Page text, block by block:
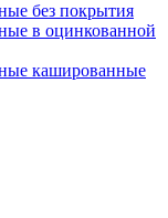
без покрытия
в оцинкованной
кашированные